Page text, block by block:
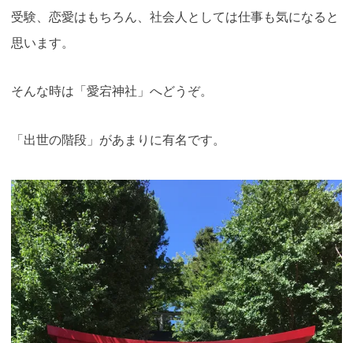
受験、恋愛はもちろん、社会人としては仕事も気になると
思います。
そんな時は「愛宕神社」へどうぞ。
「出世の階段」があまりに有名です。